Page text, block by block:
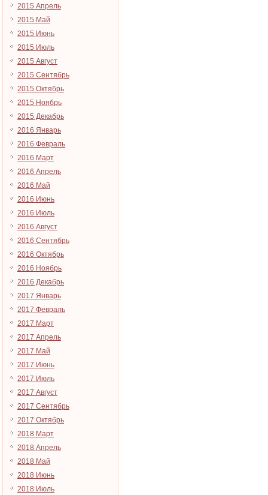
2015 Апрель
2015 Май
2015 Июнь
2015 Июль
2015 Август
2015 Сентябрь
2015 Октябрь
2015 Ноябрь
2015 Декабрь
2016 Январь
2016 Февраль
2016 Март
2016 Апрель
2016 Май
2016 Июнь
2016 Июль
2016 Август
2016 Сентябрь
2016 Октябрь
2016 Ноябрь
2016 Декабрь
2017 Январь
2017 Февраль
2017 Март
2017 Апрель
2017 Май
2017 Июнь
2017 Июль
2017 Август
2017 Сентябрь
2017 Октябрь
2018 Март
2018 Апрель
2018 Май
2018 Июнь
2018 Июль